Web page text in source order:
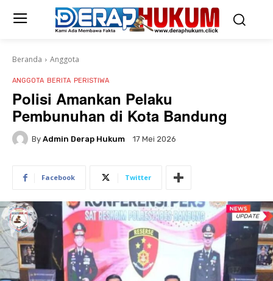
Beranda Anggota
ANGGOTA BERITA PERISTIWA
Polisi Amankan Pelaku
Pembunuhan di Kota Bandung‎
By Admin Derap Hukum 17 Mei 2026
Facebook Twitter